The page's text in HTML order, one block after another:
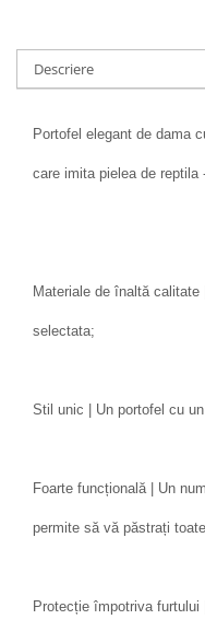
Descriere
Portofel elegant de dama
care imita pielea de reptila
Materiale de înaltă
selectata;
Stil unic | Un portofel cu
Foarte funcțională | Un
permite să vă păstrați
Protecție împotriva